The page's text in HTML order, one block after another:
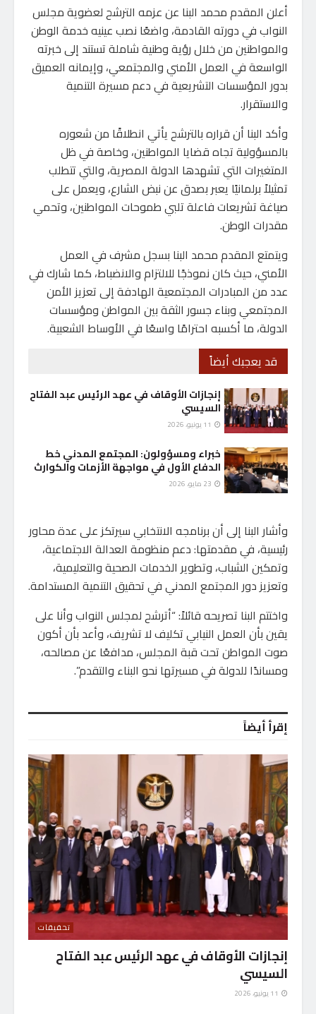
أعلن المقدم محمد البنا عن عزمه الترشح لعضوية مجلس
النواب في دورته القادمة، واضعًا نصب عينيه خدمة الوطن
والمواطنين من خلال رؤية وطنية شاملة تستند إلى خبرته
الواسعة في العمل الأمني والمجتمعي، وإيمانه العميق
بدور المؤسسات التشريعية في دعم مسيرة التنمية
والاستقرار.
وأكد البنا أن قراره بالترشح يأتي انطلاقًا من شعوره
بالمسؤولية تجاه قضايا المواطنين، وخاصة في ظل
المتغيرات التي تشهدها الدولة المصرية، والتي تتطلب
تمثيلاً برلمانيًا يعبر بصدق عن نبض الشارع، ويعمل على
صياغة تشريعات فاعلة تلبي طموحات المواطنين، وتحمي
مقدرات الوطن.
ويتمتع المقدم محمد البنا بسجل مشرف في العمل
الأمني، حيث كان نموذجًا للالتزام والانضباط، كما شارك في
عدد من المبادرات المجتمعية الهادفة إلى تعزيز الأمن
المجتمعي وبناء جسور الثقة بين المواطن ومؤسسات
الدولة، ما أكسبه احترامًا واسعًا في الأوساط الشعبية.
قد يعجبك أيضاً
إنجازات الأوقاف في عهد الرئيس عبد الفتاح
السيسي
خبراء ومسؤولون: المجتمع المدني خط
الدفاع الأول في مواجهة الأزمات والكوارث
وأشار البنا إلى أن برنامجه الانتخابي سيرتكز على عدة محاور
رئيسية، في مقدمتها: دعم منظومة العدالة الاجتماعية،
وتمكين الشباب، وتطوير الخدمات الصحية والتعليمية،
وتعزيز دور المجتمع المدني في تحقيق التنمية المستدامة.
واختتم البنا تصريحه قائلاً: “أترشح لمجلس النواب وأنا على
يقين بأن العمل النيابي تكليف لا تشريف، وأعد بأن أكون
صوت المواطن تحت قبة المجلس، مدافعًا عن مصالحه،
ومساندًا للدولة في مسيرتها نحو البناء والتقدم”.
إقرأ أيضاً
تحقيقات
إنجازات الأوقاف في عهد الرئيس عبد الفتاح
السيسي